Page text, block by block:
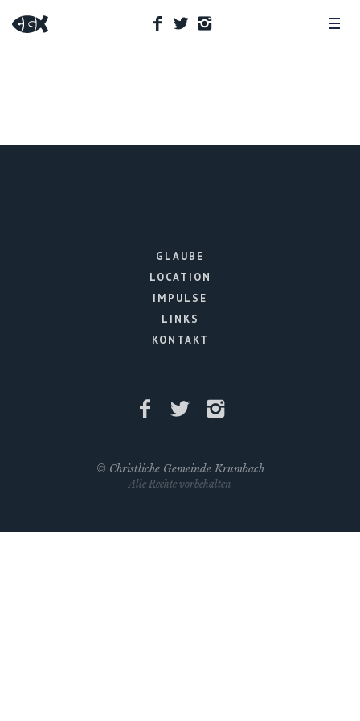
GLAUBE
LOCATION
IMPULSE
LINKS
KONTAKT
© Christliche Gemeinde Krumbach
Alle Rechte vorbehalten